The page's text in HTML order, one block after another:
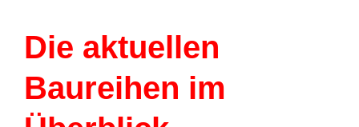
Die aktuellen
Baureihen im